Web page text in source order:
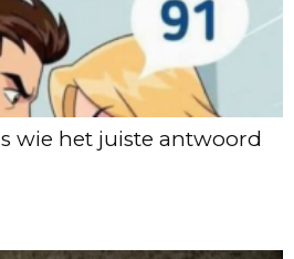
wie het juiste antwoord